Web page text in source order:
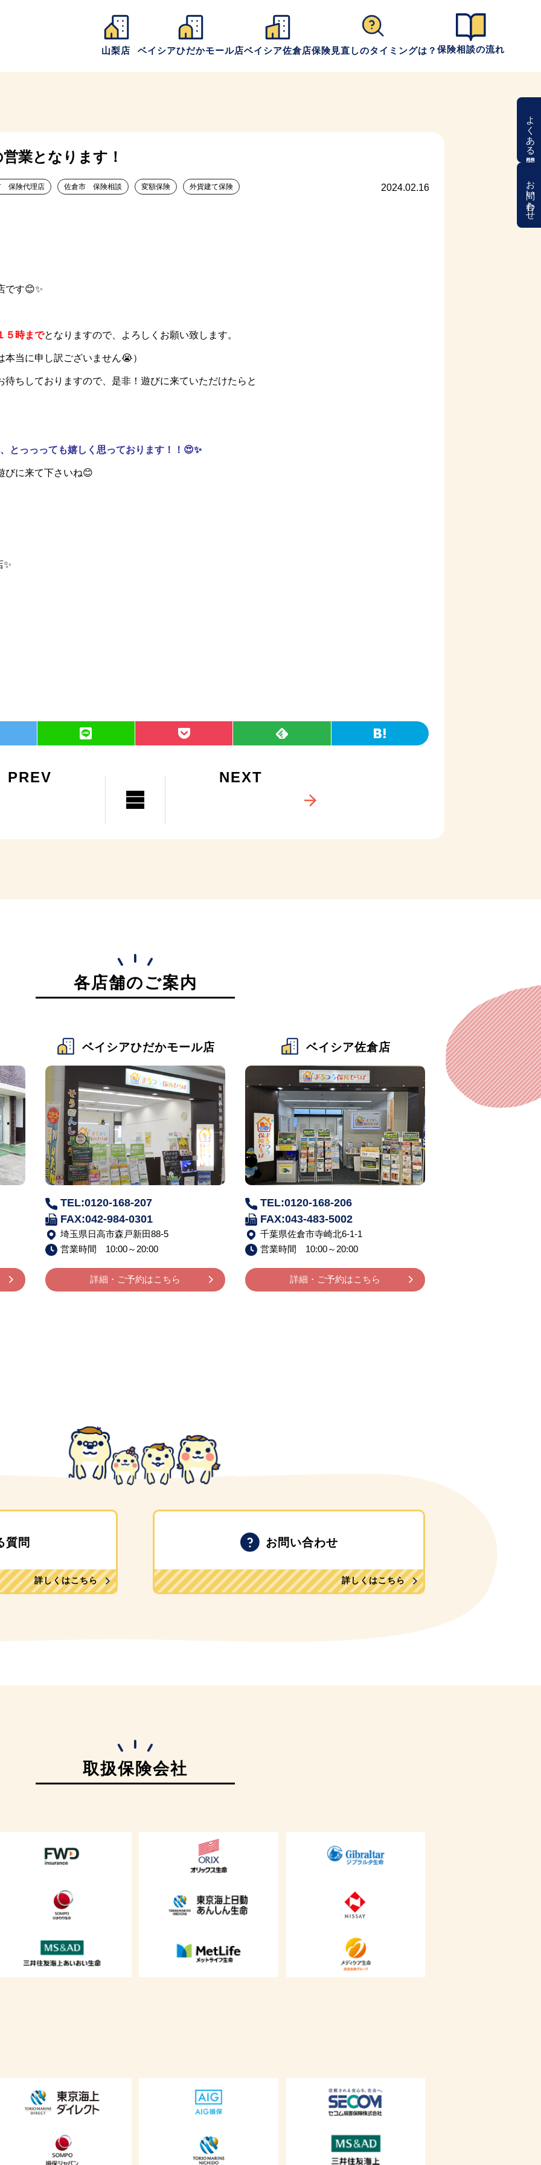
山梨店 ベイシアひだかモール店ベイシア佐倉店保険見直しのタイミングは？ 保険相談の流れ
よくある質問
お問い合わせ
業となります！
2024.02.16
保険代理店 佐倉市 保険相談 変額保険 外貨建て保険
です😊✨
５時までとなりますので、よろしくお願い致します。
当に申し訳ございません😭）
ちしておりますので、是非！遊びに来ていただけたらと
とっっっても嬉しく思っております！！😍✨
びに来て下さいね😊
PREV NEXT
各店舗のご案内
ベイシアひだかモール店
TEL:0120-168-207
FAX:042-984-0301
埼玉県日高市森戸新田88-5
営業時間 10:00～20:00
詳細・ご予約はこちら
ベイシア佐倉店
TEL:0120-168-206
FAX:043-483-5002
千葉県佐倉市寺崎北6-1-1
営業時間 10:00～20:00
詳細・ご予約はこちら
質問
詳しくはこちら
お問い合わせ
詳しくはこちら
取扱保険会社